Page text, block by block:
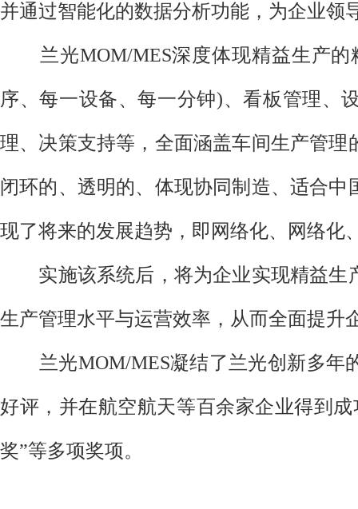
并通过智能化的数据分析功能，为企业领
兰光MOM/MES深度体现精益生产的
序、每一设备、每一分钟)、看板管理、
理、决策支持等，全面涵盖车间生产管
闭环的、透明的、体现协同制造、适合
现了将来的发展趋势，即网络化、网络化
实施该系统后，将为企业实现精益生
生产管理水平与运营效率，从而全面提升
兰光MOM/MES凝结了兰光创新多年
好评，并在航空航天等百余家企业得到
奖”等多项奖项。